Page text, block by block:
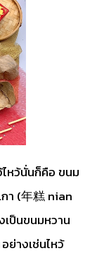
หว้นั่นก็คือ ขนม
กา (年糕 nian
ป็นขนมหวาน
ย่างเช่นไหว้